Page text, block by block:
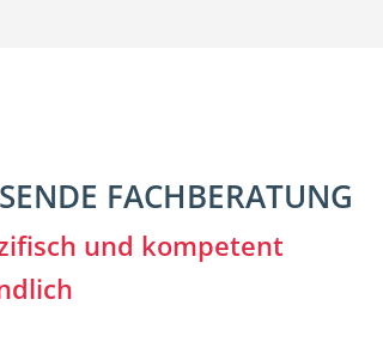
FACHBERATUNG
und kompetent